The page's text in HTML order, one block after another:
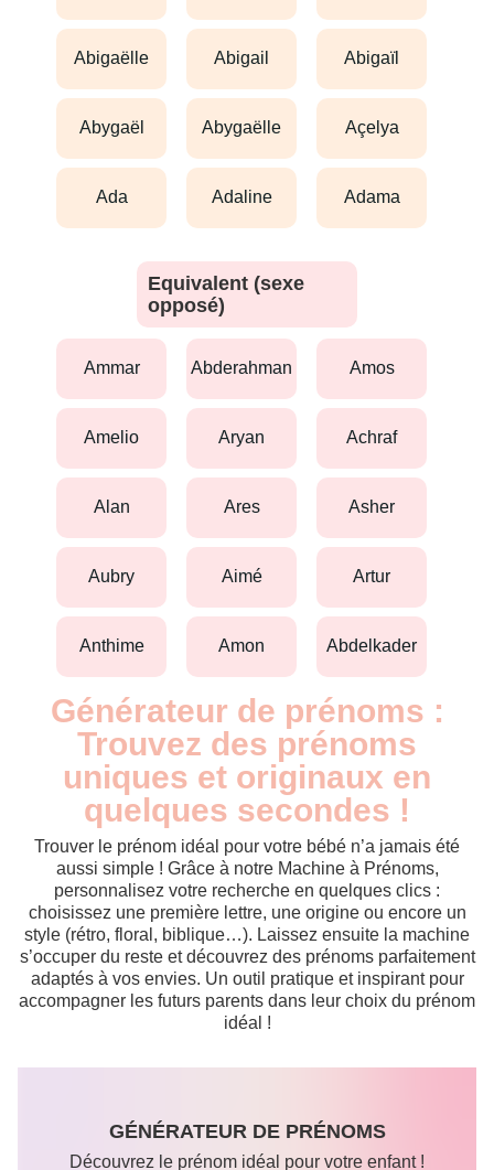
abigaëlle abigail abigaïl
abygaël abygaëlle açelya
ada adaline adama
Equivalent (sexe
opposé)
ammar abderahman amos
amelio aryan achraf
alan ares asher
aubry aimé artur
anthime amon abdelkader
Générateur de prénoms :
Trouvez des prénoms
uniques et originaux en
quelques secondes !
Trouver le prénom idéal pour votre bébé n’a jamais été
aussi simple ! Grâce à notre Machine à Prénoms,
personnalisez votre recherche en quelques clics :
choisissez une première lettre, une origine ou encore un
style (rétro, floral, biblique…). Laissez ensuite la machine
s’occuper du reste et découvrez des prénoms parfaitement
adaptés à vos envies. Un outil pratique et inspirant pour
accompagner les futurs parents dans leur choix du prénom
idéal !
GÉNÉRATEUR DE PRÉNOMS
Découvrez le prénom idéal pour votre enfant !